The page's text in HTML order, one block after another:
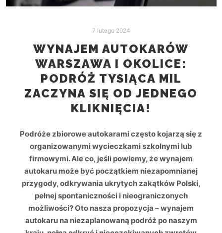
7 lutego 2024
WYNAJEM AUTOKARÓW
WARSZAWA I OKOLICE:
PODRÓŻ TYSIĄCA MIL
ZACZYNA SIĘ OD JEDNEGO
KLIKNIĘCIA!
Podróże zbiorowe autokarami często kojarzą się z
organizowanymi wycieczkami szkolnymi lub
firmowymi. Ale co, jeśli powiemy, że wynajem
autokaru może być początkiem niezapomnianej
przygody, odkrywania ukrytych zakątków Polski,
pełnej spontaniczności i nieograniczonych
możliwości? Oto nasza propozycja – wynajem
autokaru na niezaplanowaną podróż po naszym